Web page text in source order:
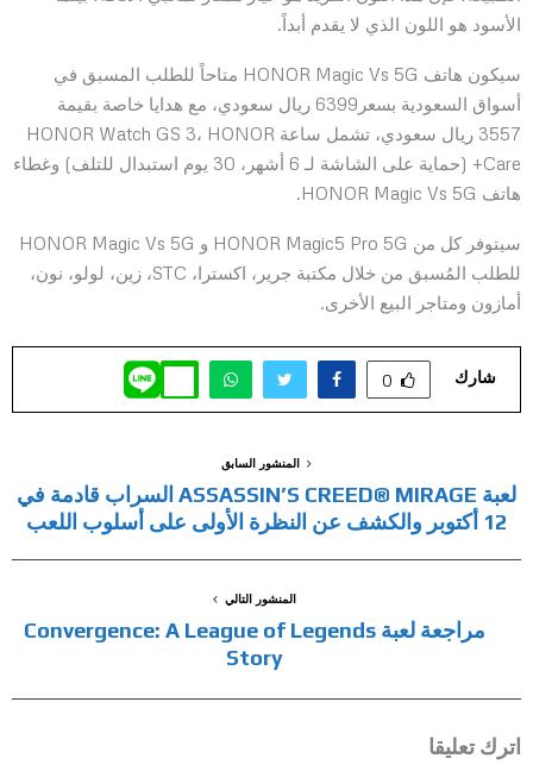
الأسود هو اللون الذي لا يقدم أبداً.
سيكون هاتف HONOR Magic Vs 5G متاحاً للطلب المسبق في
أسواق السعودية بسعر6399 ريال سعودي، مع هدايا خاصة بقيمة
3557 ريال سعودي، تشمل ساعة HONOR Watch GS 3، HONOR
Care+ (حماية على الشاشة لـ 6 أشهر، 30 يوم استبدال للتلف) وغطاء
هاتف HONOR Magic Vs 5G.
سيتوفر كل من HONOR Magic5 Pro 5G و HONOR Magic Vs 5G
للطلب المُسبق من خلال مكتبة جرير، اكسترا، STC، زين، لولو، نون،
أمازون ومتاجر البيع الأخرى.
شارك 0
المنشور السابق
لعبة ASSASSIN’S CREED® MIRAGE السراب قادمة في
12 أكتوبر والكشف عن النظرة الأولى على أسلوب اللعب
المنشور التالي
مراجعة لعبة Convergence: A League of Legends
Story
اترك تعليقا